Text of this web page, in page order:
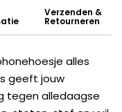
Verzenden &
Retourneren
alles
geeft jouw
tegen alledaagse